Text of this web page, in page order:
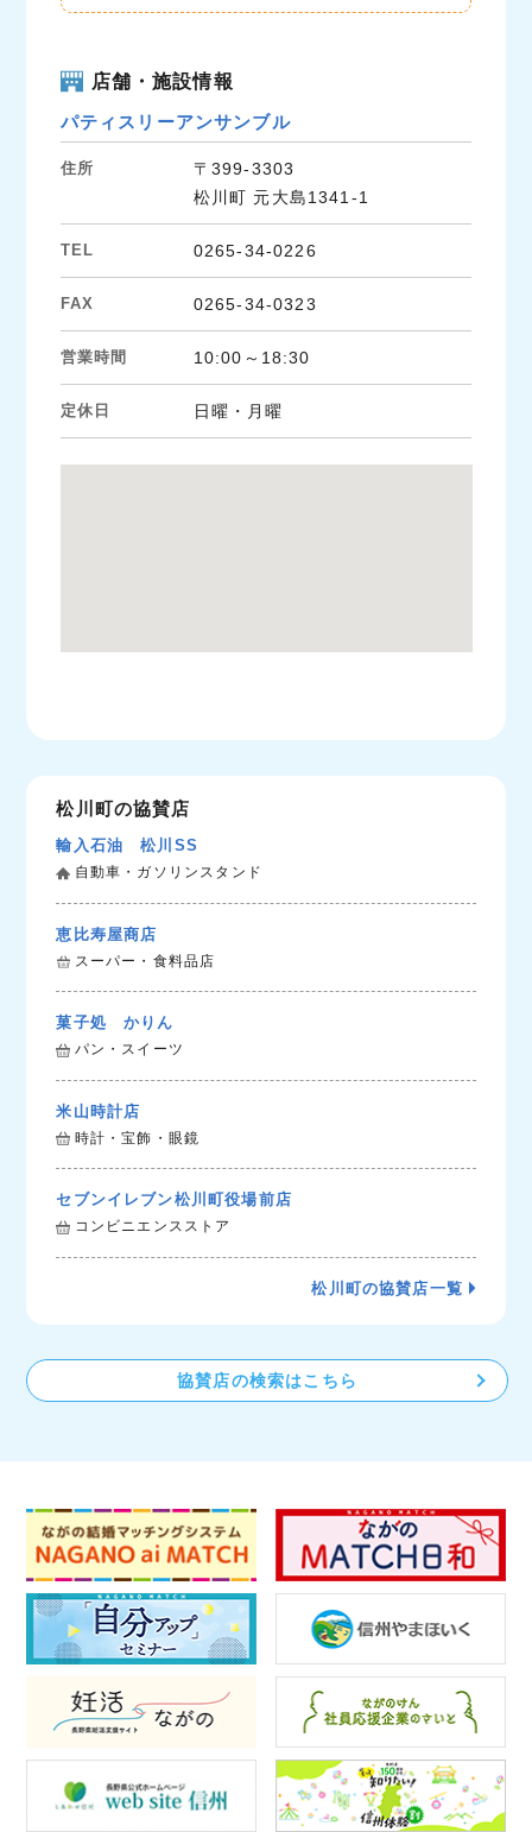
店舗・施設情報
パティスリーアンサンブル
住所
〒399-3303
松川町 元大島1341-1
TEL 0265-34-0226
FAX 0265-34-0323
営業時間 10:00～18:30
定休日 日曜・月曜
松川町の協賛店
輸入石油 松川SS
自動車・ガソリンスタンド
恵比寿屋商店
スーパー・食料品店
菓子処 かりん
パン・スイーツ
米山時計店
時計・宝飾・眼鏡
セブンイレブン松川町役場前店
コンビニエンスストア
松川町の協賛店一覧
協賛店の検索はこちら